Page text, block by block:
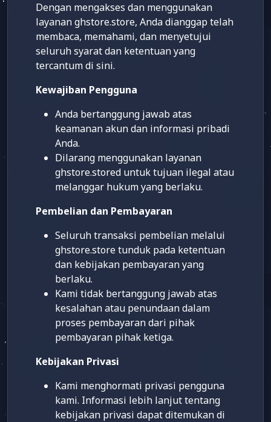
Dengan mengakses dan menggunakan
layanan ghstore.store, Anda dianggap telah
membaca, memahami, dan menyetujui
seluruh syarat dan ketentuan yang
tercantum di sini.
Kewajiban Pengguna
Anda bertanggung jawab atas
keamanan akun dan informasi pribadi
Anda.
Dilarang menggunakan layanan
ghstore.stored untuk tujuan ilegal atau
melanggar hukum yang berlaku.
Pembelian dan Pembayaran
Seluruh transaksi pembelian melalui
ghstore.store tunduk pada ketentuan
dan kebijakan pembayaran yang
berlaku.
Kami tidak bertanggung jawab atas
kesalahan atau penundaan dalam
proses pembayaran dari pihak
pembayaran pihak ketiga.
Kebijakan Privasi
Kami menghormati privasi pengguna
kami. Informasi lebih lanjut tentang
kebijakan privasi dapat ditemukan di